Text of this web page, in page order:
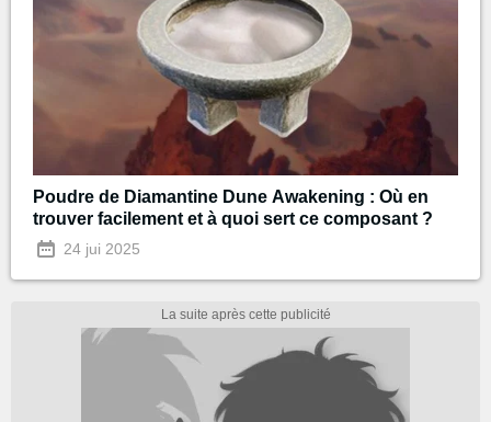
Poudre de Diamantine Dune Awakening : Où en
trouver facilement et à quoi sert ce composant ?
24 jui 2025